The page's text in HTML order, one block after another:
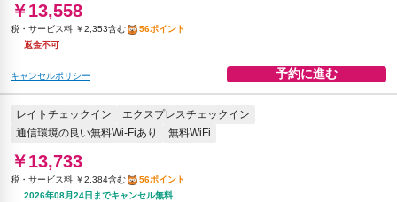
￥13,558
税・サービス料 ￥2,353含む
56ポイント
返金不可
キャンセルポリシー 予約に進む
レイトチェックイン
エクスプレスチェックイン
通信環境の良い無料Wi-Fiあり
無料WiFi
￥13,733
税・サービス料 ￥2,384含む
56ポイント
2026年08月24日までキャンセル無料